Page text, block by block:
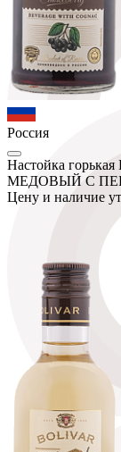
Россия
Настойка горькая
МЕДОВЫЙ С
Цену и наличие